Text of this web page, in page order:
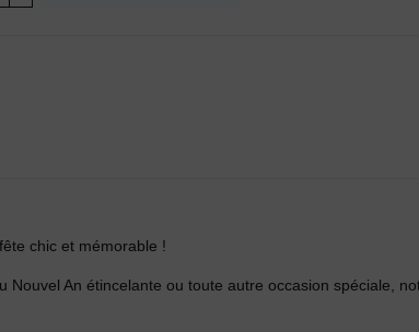
chic et mémorable !
An étincelante ou toute autre occasion spéciale,